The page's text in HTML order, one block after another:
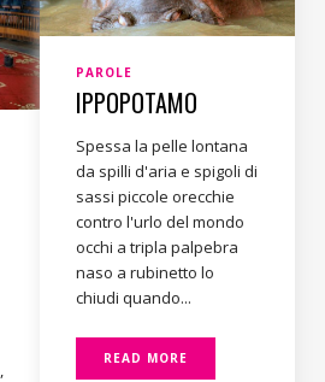
PAROLE
IPPOPOTAMO
Spessa la pelle lontana
da spilli d'aria e spigoli di
sassi piccole orecchie
contro l'urlo del mondo
occhi a tripla palpebra
naso a rubinetto lo
chiudi quando...
READ MORE